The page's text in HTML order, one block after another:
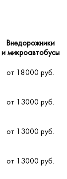
Внедорожники
и микроавтобусы
от 18000 руб.
от 13000 руб.
от 13000 руб.
от 13000 руб.